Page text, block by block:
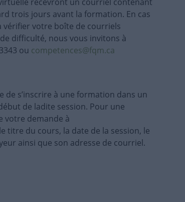
trois jours avant la formation. En cas
vérifier votre boîte de courriels
difficulté, nous vous invitons à
ou competences@fqm.ca
de s’inscrire à une formation dans un
de ladite session. Pour une
votre demande à
titre du cours, la date de la session, le
ainsi que son adresse de courriel.